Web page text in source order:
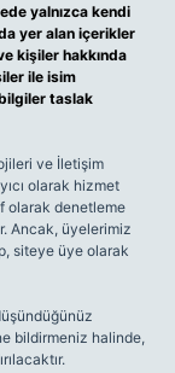
yalnızca kendi
yer alan içerikler
kişiler hakkında
ile isim
taslak
ve İletişim
olarak hizmet
olarak denetleme
Ancak, üyelerimiz
siteye üye olarak
bildirmeniz halinde,